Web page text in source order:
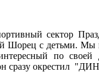
сектор
с детьми. Мы
по
он сразу окрестил